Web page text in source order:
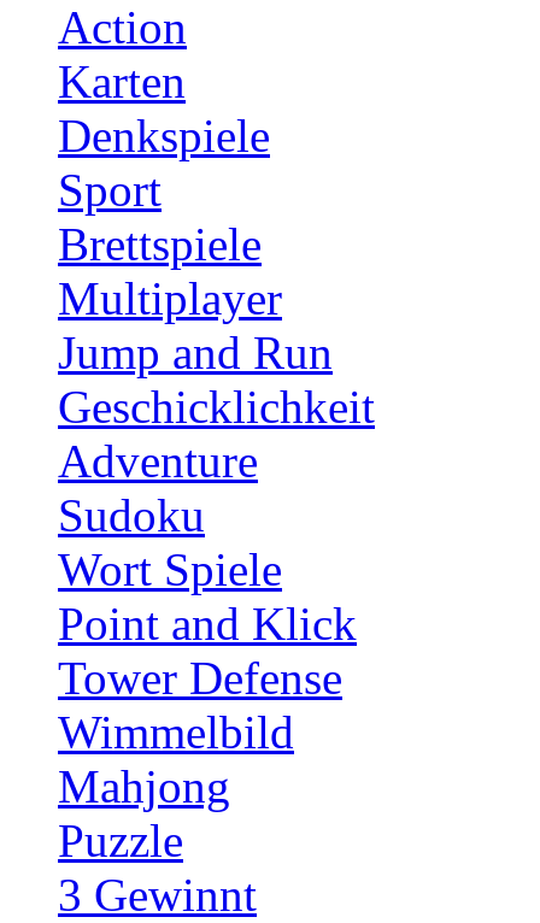
Action
Karten
Denkspiele
Sport
Brettspiele
Multiplayer
Jump and Run
Geschicklichkeit
Adventure
Sudoku
Wort Spiele
Point and Klick
Tower Defense
Wimmelbild
Mahjong
Puzzle
3 Gewinnt